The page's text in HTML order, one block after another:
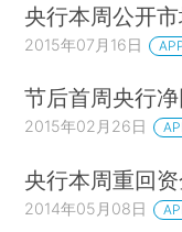
央行本周公开
2015年07月16日
节后首周央行
2015年02月26日
央行本周重回
2014年05月08日